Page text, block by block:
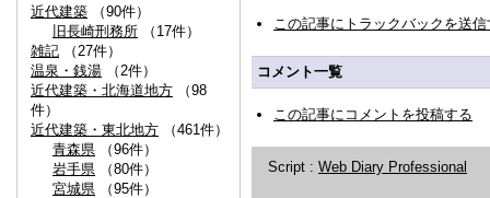
近代建築 （90件）
旧長崎刑務所 （17件）
雑記 （27件）
温泉・銭湯 （2件）
近代建築・北海道地方 （98
件）
近代建築・東北地方 （461件）
青森県 （96件）
岩手県 （80件）
宮城県 （95件）
この記事にトラックバックを送信
コメント一覧
この記事にコメントを投稿する
Script : Web Diary Professional